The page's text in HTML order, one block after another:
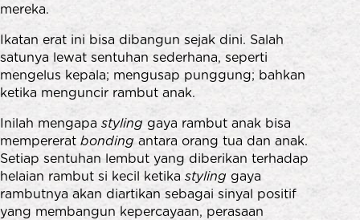
mereka.
Ikatan erat ini bisa dibangun sejak dini. Salah
satunya lewat sentuhan sederhana, seperti
mengelus kepala; mengusap punggung; bahkan
ketika menguncir rambut anak.
Inilah mengapa styling gaya rambut anak bisa
mempererat bonding antara orang tua dan anak.
Setiap sentuhan lembut yang diberikan terhadap
helaian rambut si kecil ketika styling gaya
rambutnya akan diartikan sebagai sinyal positif
yang membangun kepercayaan, perasaan